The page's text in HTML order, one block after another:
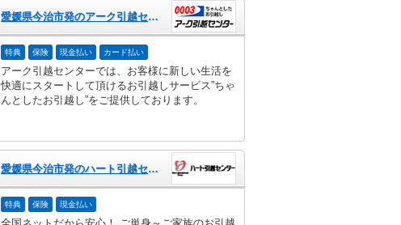
愛媛県今治市発のアーク引越センター
特典 保険 現金払い カード払い
アーク引越センターでは、お客様に新しい生活を
快適にスタートして頂けるお引越しサービス”ちゃ
んとしたお引越し”をご提供しております。
愛媛県今治市発のハート引越センター
特典 保険 現金払い